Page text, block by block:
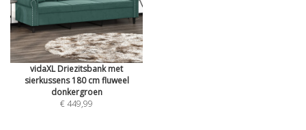
vidaXL Driezitsbank met
sierkussens 180 cm fluweel
donkergroen
€ 449,99